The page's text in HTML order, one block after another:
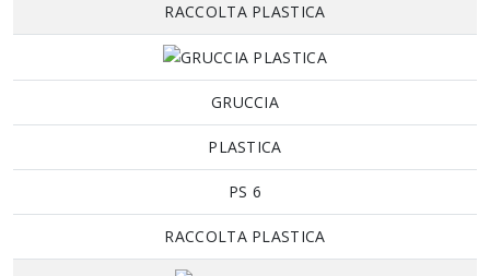
RACCOLTA PLASTICA
GRUCCIA
PLASTICA
PS 6
RACCOLTA PLASTICA